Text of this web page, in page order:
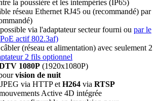
la poussière et les intempéries ( IP65)
réseau Ethernet RJ45 ou (recommandé) par
via l'adaptateur secteur fourni ou par le
PoE actif 802.3af)
(réseau et alimentation) avec seulement 2
2 fils optionnel
1080P (1920x1080P)
vision de nuit
via HTTP et H264 via RTSP
Active 4D intégrée